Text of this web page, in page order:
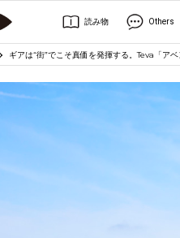
読み物 Others
ギアは“街”でこそ真価を発揮する。Teva「ア